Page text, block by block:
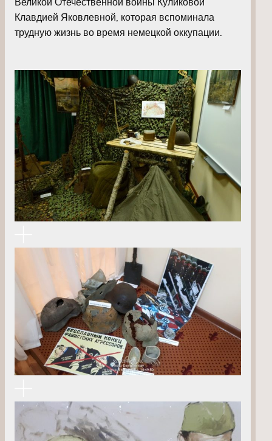
Клавдией Яковлевной, которая вспоминала
трудную жизнь во время немецкой оккупации.